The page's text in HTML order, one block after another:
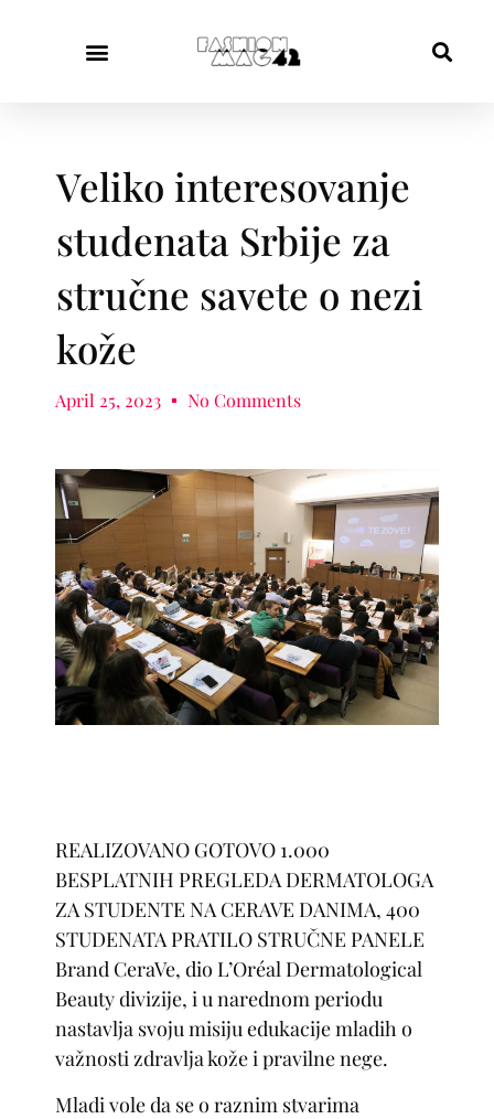
Veliko interesovanje
studenata Srbije za
stručne savete o nezi
kože
April 25, 2023 No Comments
REALIZOVANO GOTOVO 1.000
BESPLATNIH PREGLEDA DERMATOLOGA
ZA STUDENTE NA CERAVE DANIMA, 400
STUDENATA PRATILO STRUČNE PANELE
Brand CeraVe, dio L’Oréal Dermatological
Beauty divizije, i u narednom periodu
nastavlja svoju misiju edukacije mladih o
važnosti zdravlja kože i pravilne nege.
Mladi vole da se o raznim stvarima